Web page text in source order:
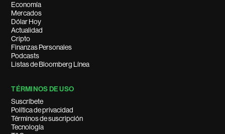
Economía
Mercados
Dólar Hoy
Actualidad
Cripto
Finanzas Personales
Podcasts
Listas de Bloomberg Línea
TÉRMINOS DE USO
Suscríbete
Política de privacidad
Términos de suscripción
Tecnología